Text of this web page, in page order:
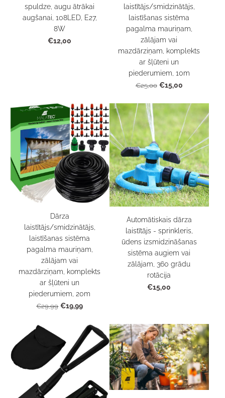
spuldze, augu ātrākai
augšanai, 108LED, E27,
8W
€12,00
laistītājs/smidzinātājs,
laistīšanas sistēma
pagalma mauriņam,
zālājam vai
mazdārziņam, komplekts
ar šļūteni un
piederumiem, 10m
€25,00 €15,00
Dārza
laistītājs/smidzinātājs,
laistīšanas sistēma
pagalma mauriņam,
zālājam vai
mazdārziņam, komplekts
ar šļūteni un
piederumiem, 20m
€29,99 €19,99
Automātiskais dārza
laistītājs - sprinkleris,
ūdens izsmidzināšanas
sistēma augiem vai
zālājam, 360 grādu
rotācija
€15,00